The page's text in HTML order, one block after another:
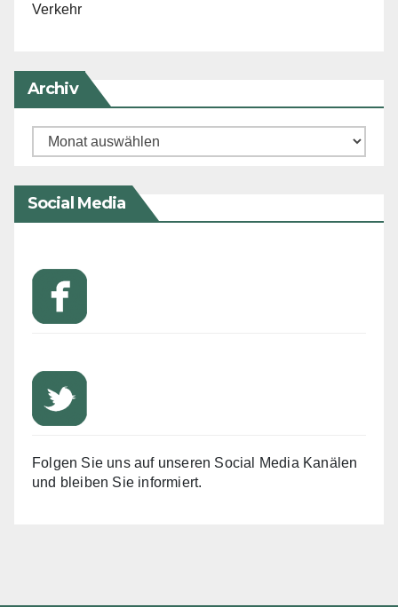
Verkehr
Archiv
Archiv
Social Media
Folgen Sie uns auf unseren Social Media Kanälen
und bleiben Sie informiert.